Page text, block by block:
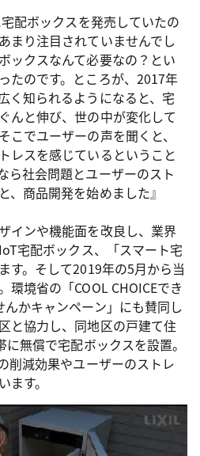
配ボックスを発売していたの
まり注目されていませんでし
ックスなんて必要なの？とい
たのです。ところが、2017年
く知られるようになると、宅
んと伸び、世の中が変化して
こでユーザーの声を聞くと、
レスを感じているということ
ら社会問題とユーザーのスト
、商品開発を始めました』
インや機能面を改良し、業界
宅配ボックス、「スマート宅
す。そして2019年の5月から当
環境省の「COOL CHOICEでき
かキャンペーン」にも賛同し
と協力し、同地区の戸建て住
無償で宅配ボックスを設置。
削減効果やユーザーのストレ
す。